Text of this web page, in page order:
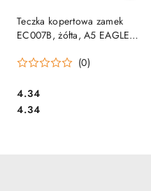
Teczka kopertowa zamek
EC007B, żółta, A5 EAGLE
(0)
Cena:
4.34
Cena:
4.34